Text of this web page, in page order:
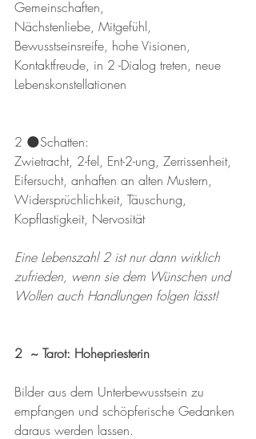
Gemeinschaften,
Nächstenliebe, Mitgefühl,
Bewusstseinsreife, hohe Visionen,
Kontaktfreude, in 2 -Dialog treten, neue
Lebenskonstellationen
2 🌑Schatten:
Zwietracht, 2-fel, Ent-2-ung, Zerrissenheit,
Eifersucht, anhaften an alten Mustern,
Widersprüchlichkeit, Täuschung,
Kopflastigkeit, Nervosität
Eine Lebenszahl 2 ist nur dann wirklich
zufrieden, wenn sie dem Wünschen und
Wollen auch Handlungen folgen lässt!
2  ~ Tarot: Hohepriesterin
Bilder aus dem Unterbewusstsein zu
empfangen und schöpferische Gedanken
daraus werden lassen.